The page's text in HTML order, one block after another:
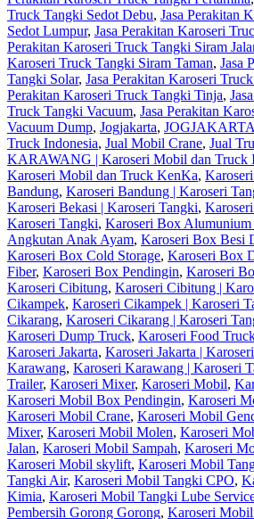
Truck Tangki Sedot Debu, Jasa Perakitan
Sedot Lumpur, Jasa Perakitan Karoseri
Perakitan Karoseri Truck Tangki Siram
Karoseri Truck Tangki Siram Taman, Jasa
Tangki Solar, Jasa Perakitan Karoseri
Perakitan Karoseri Truck Tangki Tinja,
Truck Tangki Vacuum, Jasa Perakitan
Vacuum Dump, Jogjakarta,
Truck Indonesia, Jual Mobil Crane, Jual
KARAWANG | Karoseri Mobil dan Truck
Karoseri Mobil dan Truck KenKa,
Bandung, Karoseri Bandung | Karoseri
Karoseri Bekasi | Karoseri Tangki,
Karoseri Tangki, Karoseri Box
Angkutan Anak Ayam, Karoseri Box Besi
Karoseri Box Cold Storage, Karoseri Box
Fiber, Karoseri Box Pendingin, Karoseri
Karoseri Cibitung, Karoseri Cibitung |
Cikampek, Karoseri Cikampek | Karoseri
Cikarang, Karoseri Cikarang | Karoseri
Karoseri Dump Truck, Karoseri Food
Karoseri Jakarta, Karoseri Jakarta |
Karawang, Karoseri Karawang | Karoseri
Trailer, Karoseri Mixer, Karoseri Mobil,
Karoseri Mobil Box Pendingin, Karoseri
Karoseri Mobil Crane, Karoseri Mobil
Mixer, Karoseri Mobil Molen, Karoseri
Jalan, Karoseri Mobil Sampah, Karoseri
Karoseri Mobil skylift, Karoseri Mobil
Tangki Air, Karoseri Mobil Tangki CPO,
Kimia, Karoseri Mobil Tangki Lube
Pembersih Gorong Gorong, Karoseri